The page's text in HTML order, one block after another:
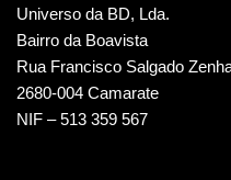
Universo da BD, Lda.
Bairro da Boavista
Rua Francisco Salgado
2680-004 Camarate
NIF – 513 359 567